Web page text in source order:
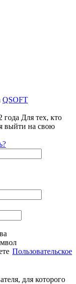
QSOFT
года Для тех, кто
выйти на свою
Пользовательское
для которого